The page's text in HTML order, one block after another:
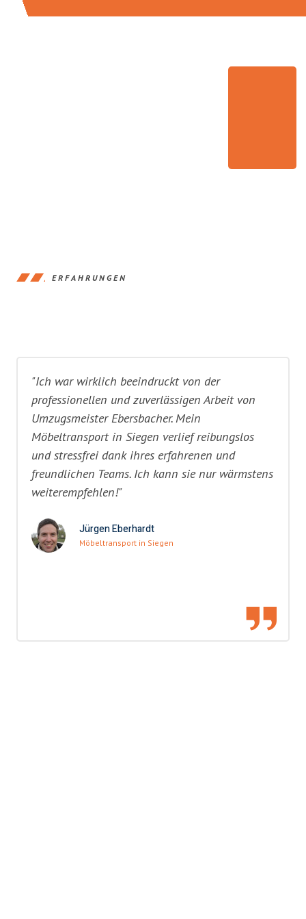
ERFAHRUNGEN
"Ich war wirklich beeindruckt von der
professionellen und zuverlässigen Arbeit von
Umzugsmeister Ebersbacher. Mein
Möbeltransport in Siegen verlief reibungslos
und stressfrei dank ihres erfahrenen und
freundlichen Teams. Ich kann sie nur wärmstens
weiterempfehlen!"
Jürgen Eberhardt
Möbeltransport in Siegen